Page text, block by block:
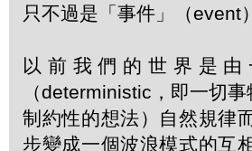
只不過是「事件」（event
以前我們的世界是
（deterministic，即一切
制約性的想法）自然規律
步變成一個波浪模式的互